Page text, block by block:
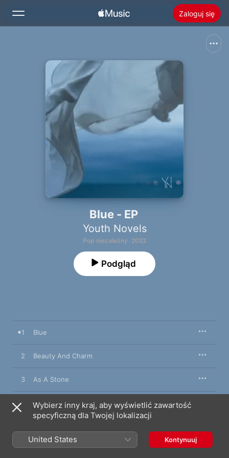
Zaloguj się
Ekran główny
Nowości
Radio
Zainstaluj Apple Music
Blue - EP
Youth Novels
Pop niezależny · 2022
Podgląd
1 Blue
2 Beauty And Charm
3 As A Stone
4
Youth Novels, Iwona Skv
27 kwietnia 2022
Wybierz inny kraj, aby wyświetlić zawartość
specyficzną dla Twojej lokalizacji
United States Kontynuuj